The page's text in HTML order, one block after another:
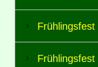
Frühlingsfest
Frühlingsfest